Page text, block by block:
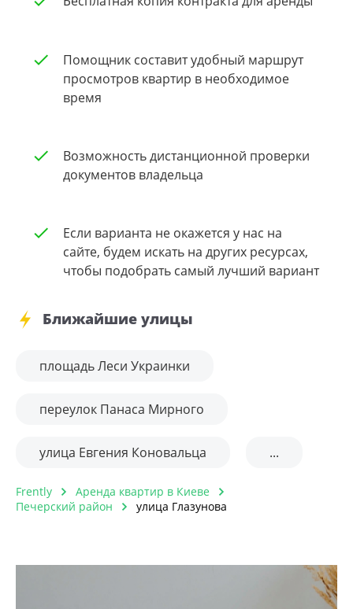
Помощник составит удобный маршрут
просмотров квартир в необходимое
время
Возможность дистанционной проверки
документов владельца
Если варианта не окажется у нас на
сайте, будем искать на других ресурсах,
чтобы подобрать самый лучший вариант
Ближайшие улицы
площадь Леси Украинки
переулок Панаса Мирного
улица Евгения Коновальца ...
Frently
Аренда квартир в Киеве
Печерский район
улица Глазунова